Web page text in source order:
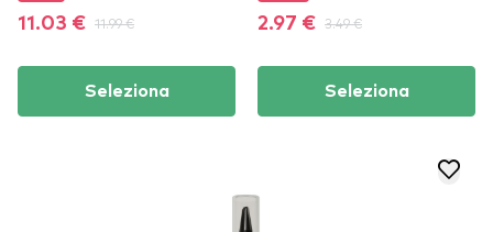
11.03 € 11.99 €
Seleziona
2.97 € 3.49 €
Seleziona